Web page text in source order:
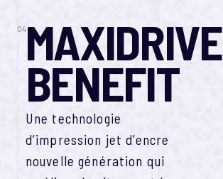
04MAXIDRIVE
BENEFIT
Une technologie
d’impression jet d’encre
nouvelle génération qui